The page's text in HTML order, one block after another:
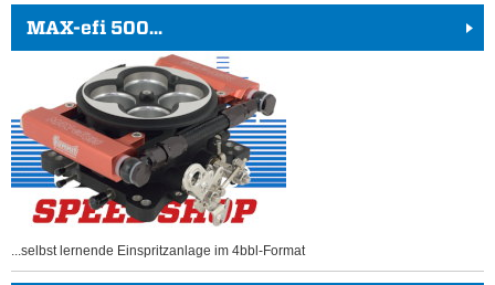
MAX-efi 500...
...selbst lernende Einspritzanlage im 4bbl-Format